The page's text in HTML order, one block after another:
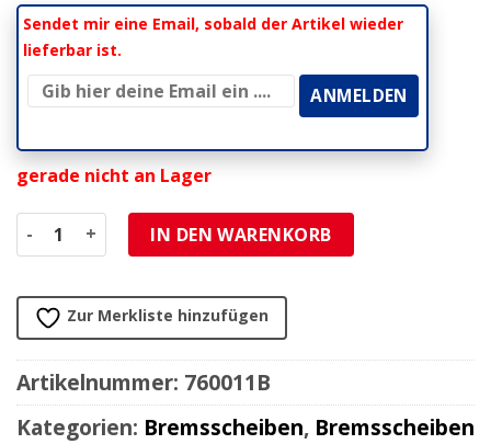
Sendet mir eine Email, sobald der Artikel wieder
lieferbar ist.
gerade nicht an Lager
Bremsscheibe Galfer Bike wave, schwimmend 203mm
IN DEN WARENKORB
Zur Merkliste hinzufügen
Artikelnummer: 760011B
Kategorien: Bremsscheiben, Bremsscheiben